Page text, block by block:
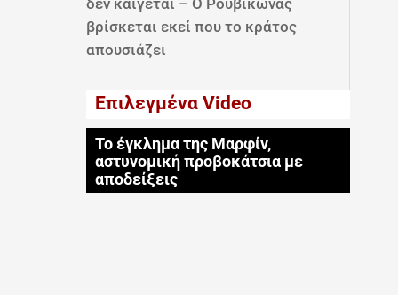
δεν καίγεται – Ο Ρουβίκωνας
βρίσκεται εκεί που το κράτος
απουσιάζει
Επιλεγμένα Video
Το έγκλημα της Μαρφίν,
αστυνομική προβοκάτσια με
αποδείξεις